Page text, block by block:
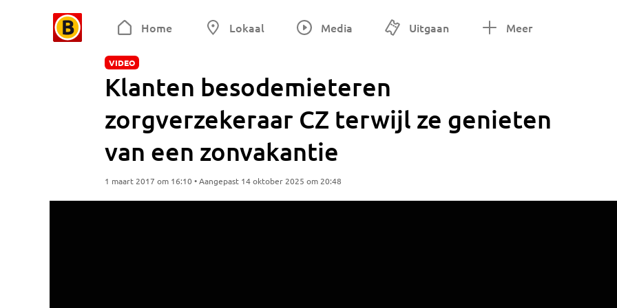
Home Lokaal Media Uitgaan Meer
VIDEO
Klanten besodemieteren
zorgverzekeraar CZ terwijl ze genieten
van een zonvakantie
1 maart 2017 om 16:10 • Aangepast 14 oktober 2025 om 20:48